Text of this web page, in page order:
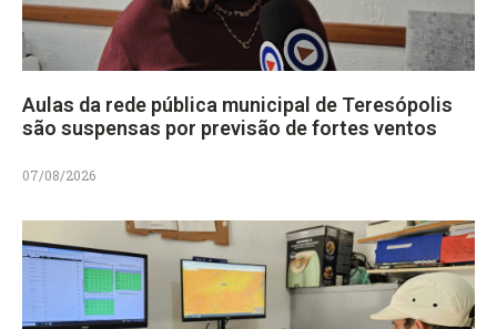
Aulas da rede pública municipal de Teresópolis
são suspensas por previsão de fortes ventos
07/08/2026